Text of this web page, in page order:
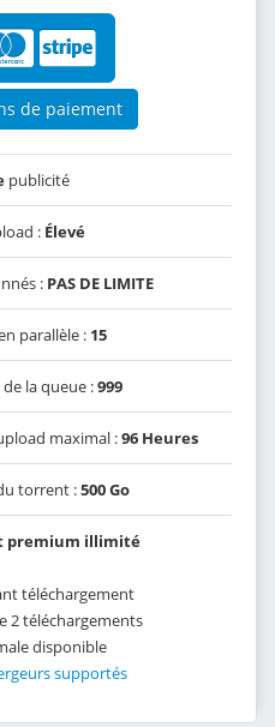
de paiement
publicité
: Élevé
: PAS DE LIMITE
parallèle : 15
la queue :999
maximal :96 Heures
torrent :500 Go
premium illimité
téléchargement
2 téléchargements
disponible
supportés